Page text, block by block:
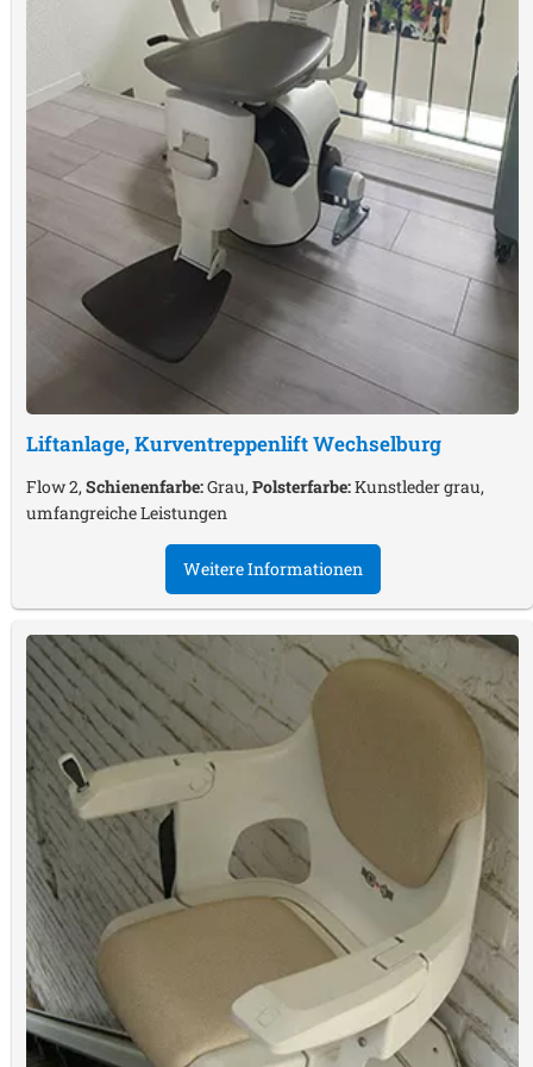
Liftanlage, KurventreppenliftWechselburg
Flow 2,Schienenfarbe:Grau,Polsterfarbe:Kunstleder grau,
umfangreiche Leistungen
Weitere Informationen